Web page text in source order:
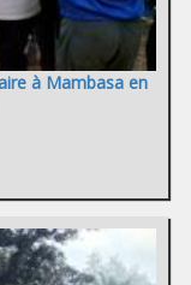
à Mambasa en